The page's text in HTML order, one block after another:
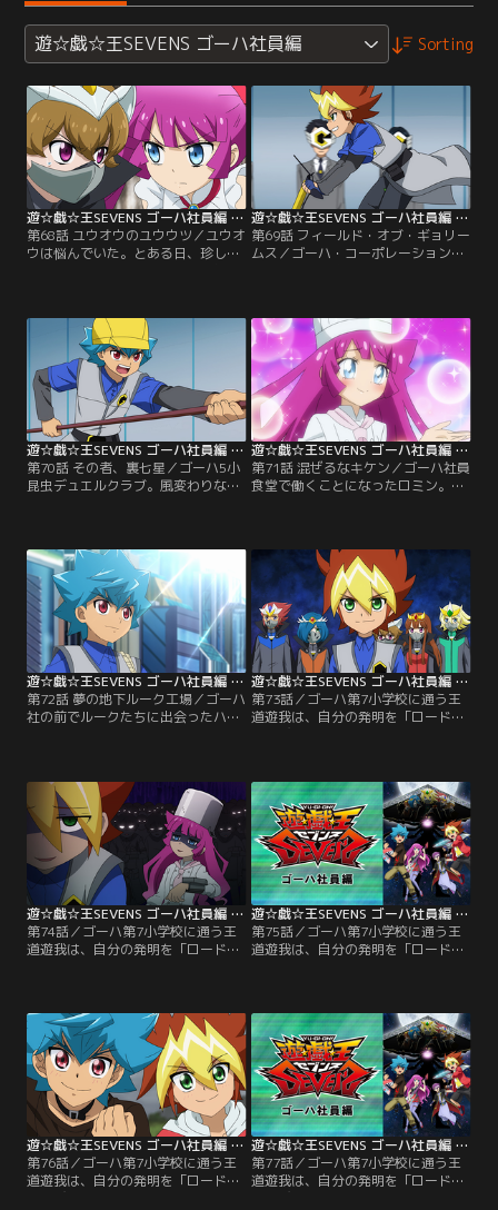
遊☆戯☆王SEVENS ゴーハ社員編 Sorting
遊☆戯☆王SEVENS ゴーハ社員編 第68話
第68話 ユウオウのユウウツ／ユウオ
ウは悩んでいた。とある日、珍しく
ているユウオウ。いやに兄弟たちが
優しいのだ。そこへ、謎の美少女と
謎の博士がユウオウの前に現れる。
【提供：バンダイチャンネル】
遊☆戯☆王SEVENS ゴーハ社員編 第69話
第69話 フィールド・オブ・ギョリー
ムス／ゴーハ・コーポレーション統
た。ひょんなことから海深子と再会
したガクトは、彼女のガサツな勤務
態度を改めさせるためにデュエルで
勝負をすることとなる。【提供：バ
ンダイチャンネル】
遊☆戯☆王SEVENS ゴーハ社員編 第70話
第70話 その者、裏七星／ゴーハ5小
昆虫デュエルクラブ。風変わりな部
ナホは、グルグルに案内され遊我の
元を訪ねる。しかし、遊我はナナホ
を前にすると突然様子がおかしくな
り…。【提供：バンダイチャンネ
ル】
遊☆戯☆王SEVENS ゴーハ社員編 第71話
第71話 混ぜるなキケン／ゴーハ社員
食堂で働くことになったロミン。自
ーを食べてもらおうとミミにデュエ
ルを申し込む！思いがけず、その闘
いがゴーハの存亡を懸けた闘いとな
る…。【提供：バンダイチャンネ
ル】
遊☆戯☆王SEVENS ゴーハ社員編 第72話
第72話 夢の地下ルーク工場／ゴーハ
社の前でルークたちに出会ったハン
地下階へと向かう。最深階層で謎の
廃工場を掘り当てたハントたちは、
そこで夢のような“ある機械”を発掘
する…。【提供：バンダイチャンネ
ル】
遊☆戯☆王SEVENS ゴーハ社員編 第73話
第73話／ゴーハ第7小学校に通う王
道遊我は、自分の発明を「ロード」
と呼び、日々いろんなロードを開発
いた遊我は、誰もが楽しめる新しい
ルールを完成させていた。そんなあ
る日、隣のクラスのルークが「デュ
エルの王」の噂を伝える。興味津々
の遊我とルークがたどり着いた先に
待っていたのは…。【提供：バンダ
イチャンネル】
遊☆戯☆王SEVENS ゴーハ社員編 第74話
第74話／ゴーハ第7小学校に通う王
道遊我は、自分の発明を「ロード」
いた遊我は、誰もが楽しめる新しい
ルールを完成させていた。そんなあ
る日、隣のクラスのルークが「デュ
エルの王」の噂を伝える。興味津々
の遊我とルークがたどり着いた先に
待っていたのは…。【提供：バンダ
イチャンネル】
遊☆戯☆王SEVENS ゴーハ社員編 第75話
第75話／ゴーハ第7小学校に通う王
道遊我は、自分の発明を「ロード」
いた遊我は、誰もが楽しめる新しい
ルールを完成させていた。そんなあ
る日、隣のクラスのルークが「デュ
エルの王」の噂を伝える。興味津々
の遊我とルークがたどり着いた先に
待っていたのは…。【提供：バンダ
イチャンネル】
遊☆戯☆王SEVENS ゴーハ社員編 第76話
第76話／ゴーハ第7小学校に通う王
道遊我は、自分の発明を「ロード」
と呼び、日々いろんなロードを開発
遊☆戯☆王SEVENS ゴーハ社員編 第77話
第77話／ゴーハ第7小学校に通う王
道遊我は、自分の発明を「ロード」
と呼び、日々いろんなロードを開発